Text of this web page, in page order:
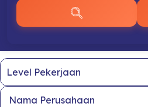
Nama Perusahaan